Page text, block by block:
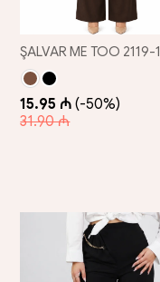
ŞALVAR ME TOO 2119-1
15.95 ₼ (-50%)
31.90 ₼